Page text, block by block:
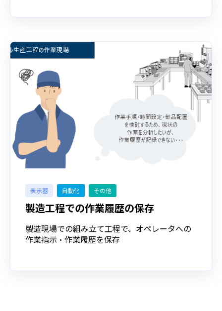
表示器 自動化 その他
製造工程での作業履歴の保存
製造現場での組み立て工程で、オペレータへの
作業指示・作業履歴を保存